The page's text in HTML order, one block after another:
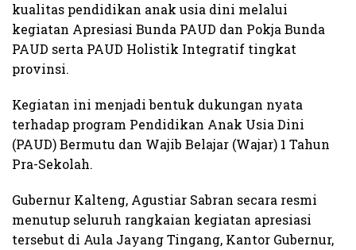
kualitas pendidikan anak usia dini melalui
kegiatan Apresiasi Bunda PAUD dan Pokja Bunda
PAUD serta PAUD Holistik Integratif tingkat
provinsi.
Kegiatan ini menjadi bentuk dukungan nyata
terhadap program Pendidikan Anak Usia Dini
(PAUD) Bermutu dan Wajib Belajar (Wajar) 1 Tahun
Pra-Sekolah.
Gubernur Kalteng, Agustiar Sabran secara resmi
menutup seluruh rangkaian kegiatan apresiasi
tersebut di Aula Jayang Tingang, Kantor Gubernur,